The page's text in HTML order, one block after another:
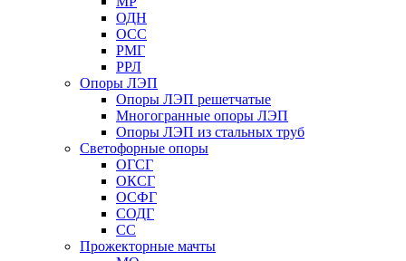
ОДН
ОСС
РМГ
РРЛ
Опоры ЛЭП
Опоры ЛЭП решетчатые
Многогранные опоры ЛЭП
Опоры ЛЭП из стальных труб
Светофорные опоры
ОГСГ
ОКСГ
ОСФГ
СОДГ
СС
Прожекторные мачты